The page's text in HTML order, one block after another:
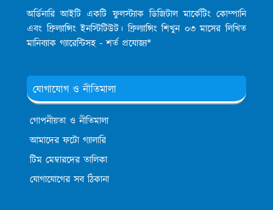
অর্ডিনারি আইটি একটি ফুলস্ট্যাক ডিজিটাল মার্কেটিং কোম্পানি
এবং ফ্রিল্যান্সিং ইনস্টিটিউট। ফ্রিল্যান্সিং শিখুন ০৩ মাসের লিখিত
মানিব্যাক গ্যারেন্টিসহ - শর্ত প্রযোজ্য*
যোগাযোগ ও নীতিমালা
গোপনীয়তা ও নীতিমালা
আমাদের ফটো গ্যালারি
টিম মেম্বারদের তালিকা
যোগাযোগের সব ঠিকানা